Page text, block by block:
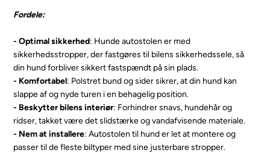
Fordele:
- Optimal sikkerhed: Hunde autostolen er med
sikkerhedsstropper, der fastgøres til bilens sikkerhedssele, så
din hund forbliver sikkert fastspændt på sin plads.
- Komfortabel: Polstret bund og sider sikrer, at din hund kan
slappe af og nyde turen i en behagelig position.
- Beskytter bilens interiør: Forhindrer snavs, hundehår og
ridser, takket være det slidstærke og vandafvisende materiale.
- Nem at installere: Autostolen til hund er let at montere og
passer til de fleste biltyper med sine justerbare stropper.